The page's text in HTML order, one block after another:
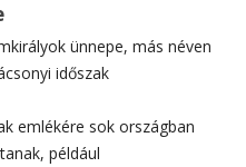
ünnepe, más néven
időszak
emlékére sok országban
például